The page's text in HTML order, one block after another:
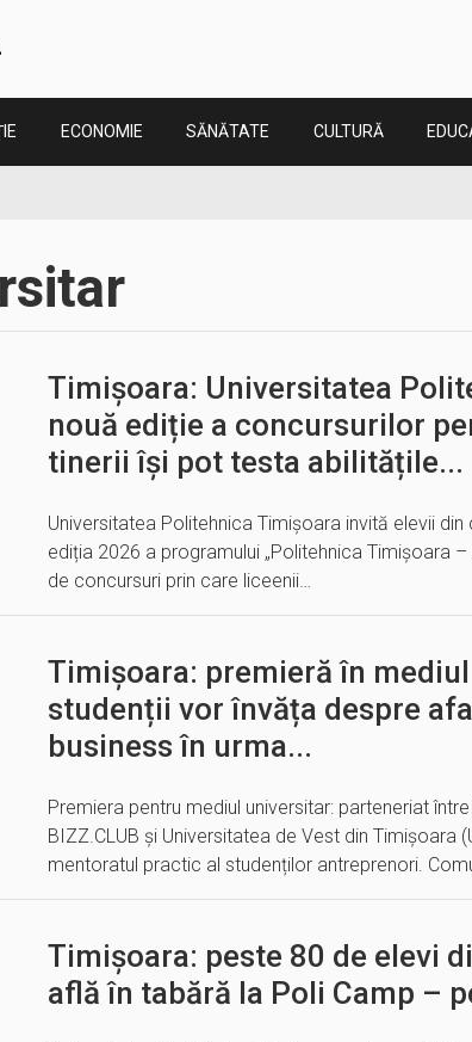
ECONOMIE SĂNĂTATE CULTURĂ
Timișoara: Universitatea
nouă ediție a concursurilor
tinerii își pot testa abilitățile...
Universitatea Politehnica Timișoara invită elevii
ediția 2026 a programului „Politehnica Timișoara –
de concursuri prin care liceenii…
Timișoara: premieră în
studenții vor învăța despre
business în urma...
Premiera pentru mediul universitar: parteneriat
BIZZ.CLUB și Universitatea de Vest din Timișoara
mentoratul practic al studenților antreprenori.
Timișoara: peste 80 de elevi
află în tabără la Poli Camp –